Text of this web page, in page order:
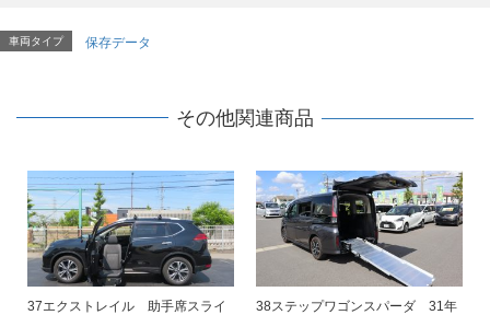
車両タイプ 保存データ
その他関連商品
37エクストレイル 助手席スライ
38ステップワゴンスパーダ 31年